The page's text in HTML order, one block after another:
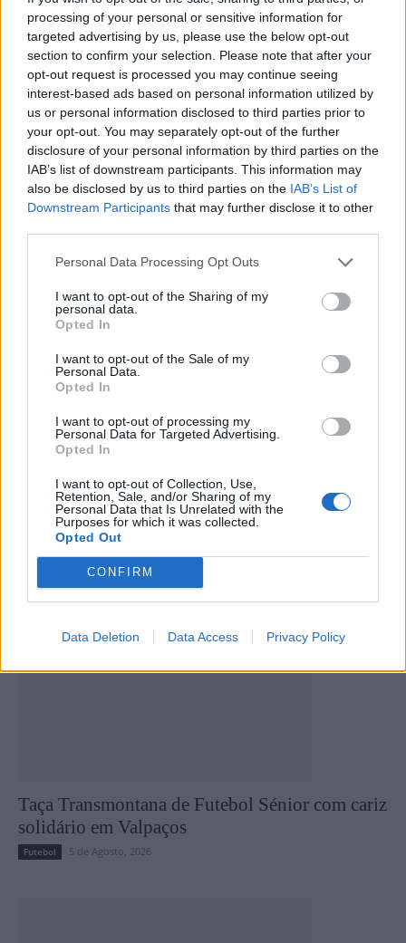
processing of your personal or sensitive information for
targeted advertising by us, please use the below opt-out
section to confirm your selection. Please note that after your
opt-out request is processed you may continue seeing
interest-based ads based on personal information utilized by
us or personal information disclosed to third parties prior to
your opt-out. You may separately opt-out of the further
disclosure of your personal information by third parties on the
IAB’s list of downstream participants. This information may
also be disclosed by us to third parties on the IAB’s List of
Downstream Participants that may further disclose it to other
Personal Data Processing Opt Outs
I want to opt-out of the Sharing of my
personal data.
Opted In
I want to opt-out of the Sale of my
Personal Data.
Opted In
I want to opt-out of processing my
Personal Data for Targeted Advertising.
Opted In
I want to opt-out of Collection, Use,
Retention, Sale, and/or Sharing of my
Personal Data that Is Unrelated with the
Purposes for which it was collected.
Opted Out
CONFIRM
Data Deletion Data Access Privacy Policy
júnior do SC Vila Real), Tomás (ex-júnior do Paços de Ferreira) e
Carlos Jorge (ex-júnior do Mesão Frio).
Com um grupo equilibrado entre experiência e juventude, o
clube parte para a nova temporada com ambição de fazer uma
campanha sólida e competitiva na principal divisão da AFVR,
sob o comando de Flávio Fonseca, que continua no leme técnico
da equipa.
Artigo anterior
renovação profunda no SC
Vila Real
Salgadas reforça-se com
Últimas notícias
Taça Transmontana de Futebol Sénior com cariz
solidário em Valpaços
Futebol 5 de Agosto, 2026